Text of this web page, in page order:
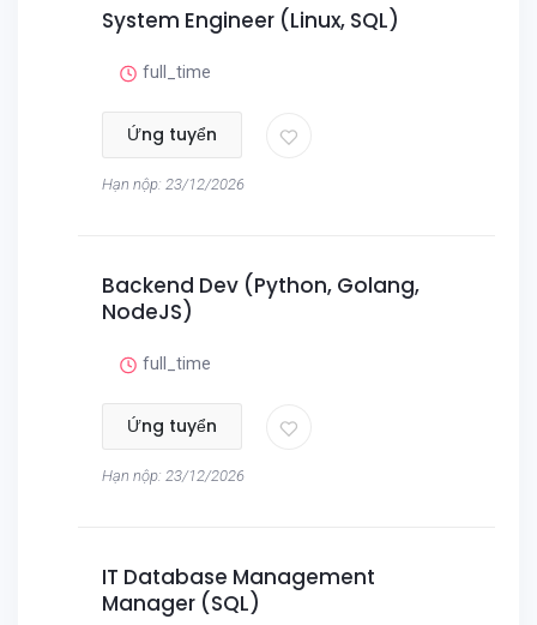
System Engineer (Linux, SQL)
full_time
Ứng tuyển
Hạn nộp: 23/12/2026
Backend Dev (Python, Golang,
NodeJS)
full_time
Ứng tuyển
Hạn nộp: 23/12/2026
IT Database Management
Manager (SQL)